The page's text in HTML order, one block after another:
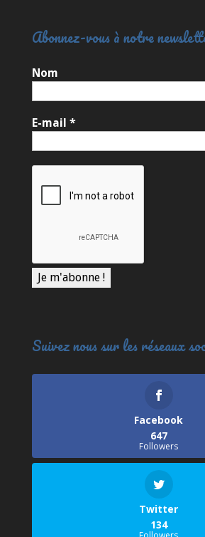
Abonnez-vous à notre
Nom
E-mail *
Suivez nous sur les réseaux
Facebook
647
Followers
Twitter
134